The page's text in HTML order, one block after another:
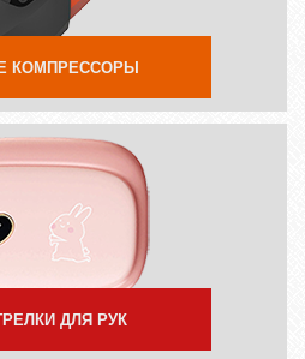
КОМПРЕССОРЫ
ДЛЯ РУК